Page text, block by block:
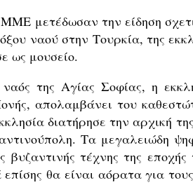
μετέδωσαν την είδηση
ναού στην Τουρκία, της
ως μουσείο.
της Αγίας Σοφίας, η
απολαμβάνει του
διατήρησε την αρχική
Τα μεγαλειώδη
βυζαντινής τέχνης της
επίσης θα είναι αόρατα για